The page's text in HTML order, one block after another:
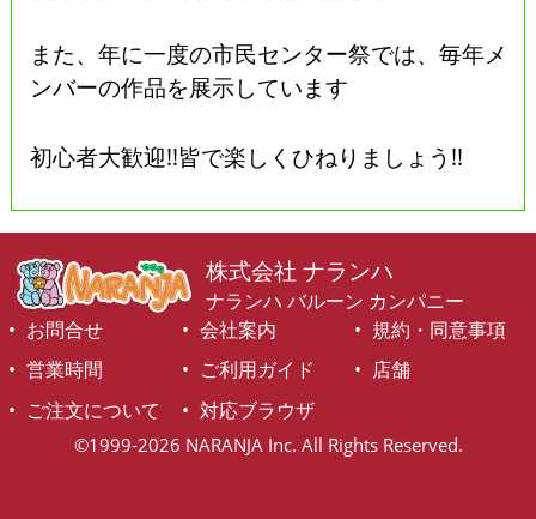
また、年に一度の市民センター祭では、毎年メ
ンバーの作品を展示しています
初心者大歓迎!!皆で楽しくひねりましょう!!
株式会社 ナランハ
ナランハ バルーン カンパニー
お問合せ
会社案内
規約・同意事項
営業時間
ご利用ガイド
店舗
ご注文について
対応ブラウザ
©1999-2026 NARANJA Inc. All Rights Reserved.